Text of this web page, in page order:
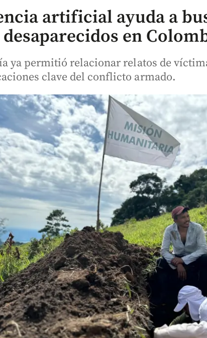
artificial ayuda a
desaparecidos en
ya permitió relacionar relatos de
clave del conflicto armado.